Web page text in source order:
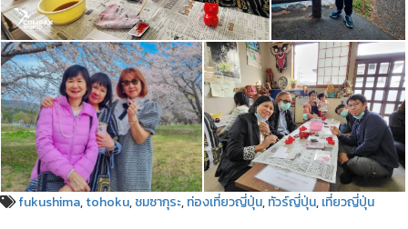
fukushima,tohoku,ชมซากุระ,ท่องเที่ยวญี่ปุ่น,ทัวร์ญี่ปุ่น,เที่ยวญี่ปุ่น